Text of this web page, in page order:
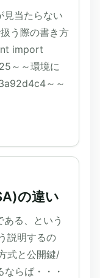
見当たらない
う際の書き方
import
～～環境に
～～
の違い
る、という
説明するの
式と公開鍵/
らば・・・